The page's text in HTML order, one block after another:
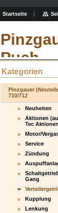
Puch
Kategorien
Pinzgauer
710/712
Neuheiten
Aktionen
Tec
Motor/
Service
Zündung
Gang
Kupplung
Lenkung
Startseite